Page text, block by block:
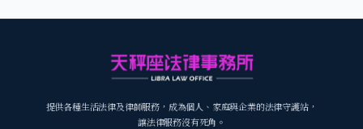
提供各種生活法律及律師服務，成為個人、家庭與企業的法律守護站，
讓法律服務沒有死角。